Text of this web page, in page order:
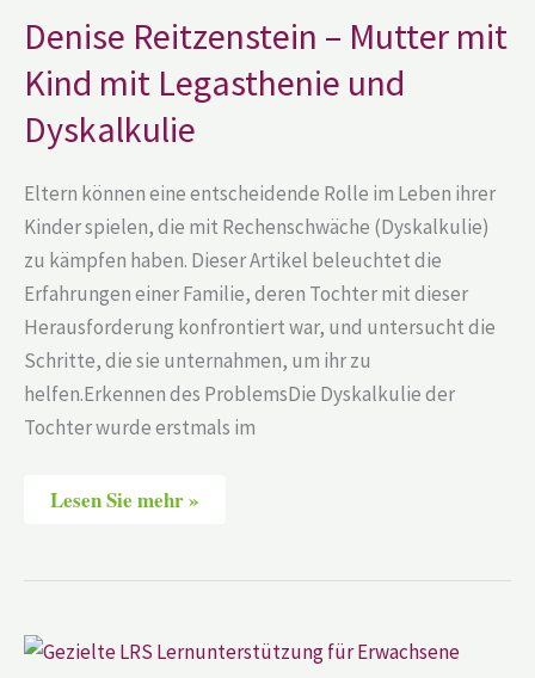
Denise Reitzenstein – Mutter mit
Kind mit Legasthenie und
Dyskalkulie
Eltern können eine entscheidende Rolle im Leben ihrer
Kinder spielen, die mit Rechenschwäche (Dyskalkulie)
zu kämpfen haben. Dieser Artikel beleuchtet die
Erfahrungen einer Familie, deren Tochter mit dieser
Herausforderung konfrontiert war, und untersucht die
Schritte, die sie unternahmen, um ihr zu
helfen.Erkennen des ProblemsDie Dyskalkulie der
Tochter wurde erstmals im
Mutter
mit
Kind
mit
Legasthenie
und
Dyskalkulie
Lesen Sie mehr »
Gezielte
LRS